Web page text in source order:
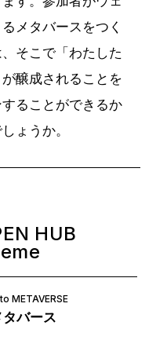
メタバースをつく
そこで「わたした
醸成されることを
ることができるか
ょうか。
HUB
METAVERSE
タバース